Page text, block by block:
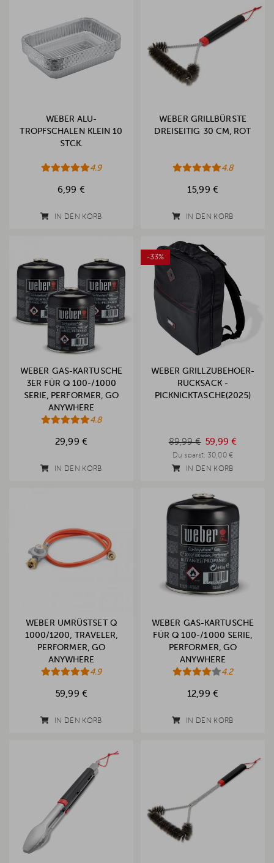
WEBER ALU-
TROPFSCHALEN KLEIN 10
STCK.
4.9
6,99 €
IN DEN KORB
WEBER GRILLBÜRSTE
DREISEITIG 30 CM, ROT
4.8
15,99 €
IN DEN KORB
WEBER GAS-KARTUSCHE
3ER FÜR Q 100-/1000
SERIE, PERFORMER, GO
ANYWHERE
4.8
29,99 €
IN DEN KORB
-33%
WEBER GRILLZUBEHOER-
RUCKSACK -
PICKNICKTASCHE(2025)
89,99 € 59,99 €
Du sparst: 30,00 €
IN DEN KORB
WEBER UMRÜSTSET Q
1000/1200, TRAVELER,
PERFORMER, GO
ANYWHERE
4.9
59,99 €
IN DEN KORB
WEBER GAS-KARTUSCHE
FÜR Q 100-/1000 SERIE,
PERFORMER, GO
ANYWHERE
4.2
12,99 €
IN DEN KORB